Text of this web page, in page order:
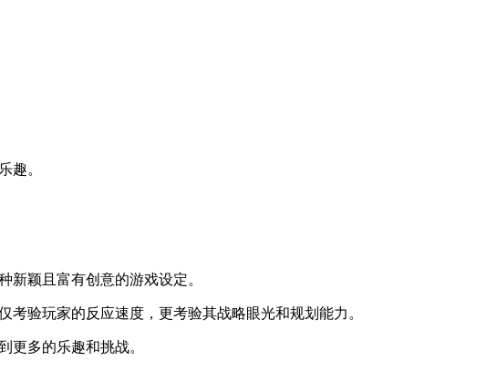
趣。
颖且富有创意的游戏设定。
验玩家的反应速度，更考验其战略眼光和规划能力。
更多的乐趣和挑战。